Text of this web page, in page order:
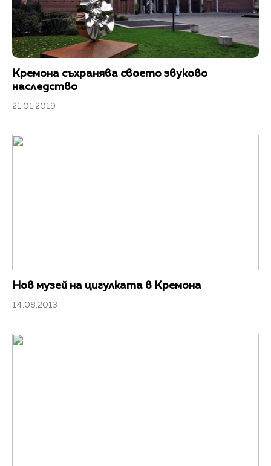
Кремона съхранява своето звуково
наследство
21.01.2019
Нов музей на цигулката в Кремона
14.08.2013